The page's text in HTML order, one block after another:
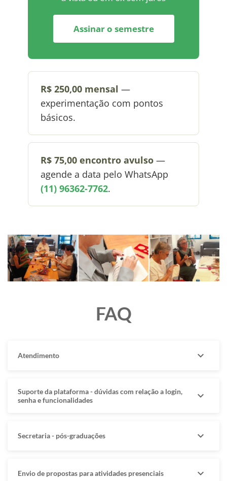
Assinar o semestre
R$ 250,00 mensal —
experimentação com pontos
básicos.
R$ 75,00 encontro avulso —
agende a data pelo WhatsApp
(11) 96362-7762.
FAQ
Atendimento expand_more
Suporte da plataforma - dúvidas com relação a login,
senha e funcionalidades
expand_more
Secretaria - pós-graduações expand_more
Envio de propostas para atividades presenciais expand_more